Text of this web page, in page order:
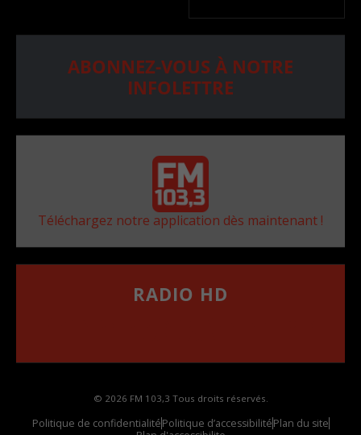
ABONNEZ-VOUS À NOTRE
INFOLETTRE
Téléchargez notre application dès maintenant !
RADIO HD
© 2026 FM 103,3 Tous droits réservés.
Politique de confidentialitéPolitique d’accessibilitéPlan du site